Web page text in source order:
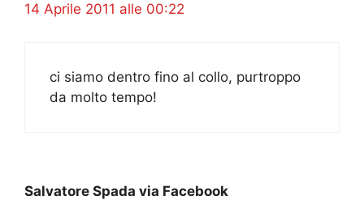
14 Aprile 2011 alle 00:22
ci siamo dentro fino al collo, purtroppo
da molto tempo!
Salvatore Spada via Facebook